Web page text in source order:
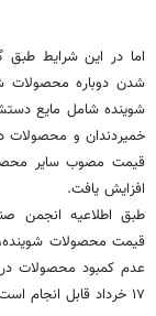
اما در این شرایط طبق
شدن دوباره
شوینده شامل مایع
افزایش یافت.
طبق اطلاعیه انجمن
قیمت محصولات شوینده،
عدم کمبود محصولات
۱۷ خرداد قابل انجام است.